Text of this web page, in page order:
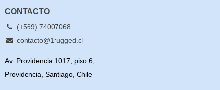
CONTACTO
(+569) 74007068
contacto@1rugged.cl
Av. Providencia 1017, piso 6,
Providencia, Santiago, Chile